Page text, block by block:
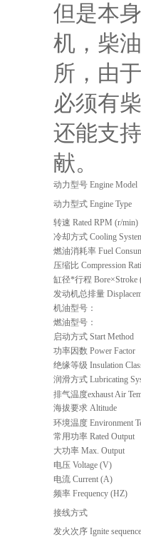
但是本
机，柴
所，由
必须有
还能支
献。
动力型号 Engine Model
动力型式 Engine Type
转速 Rated RPM (r/min)
冷却方式 Cooling
燃油消耗率 Fuel
压缩比 Compression
缸径*行程 Bore×Stroke
发动机总排量
机油型号：
燃油型号：
启动方式 Start Method
功率因数 Power Factor
绝缘等级 Insulation
润滑方式 Lubricating
排气温度exhaust Air
海拔要求 Altitude
环境温度 Environment
常用功率 Rated Output
大功率 Max. Output
电压 Voltage (V)
电流 Current (A)
频率 Frequency (HZ)
接线方式
发火次序 Ignite sequence